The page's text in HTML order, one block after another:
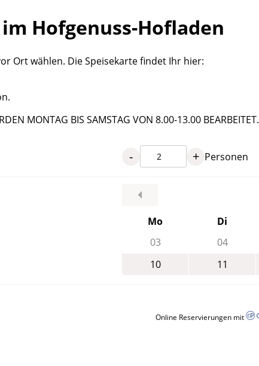
Hofgenuss-Hofladen
Ort wählen. Die Speisekarte findet Ihr hier:
MONTAG BIS SAMSTAG VON 8.00-13.00 BEARBEITET.
- + Personen
Mo
Di
03
04
10
11
Online Reservierungen mit